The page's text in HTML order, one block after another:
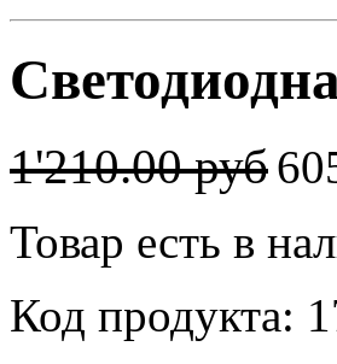
1'210.00 руб
Товар есть в
Код продукта: